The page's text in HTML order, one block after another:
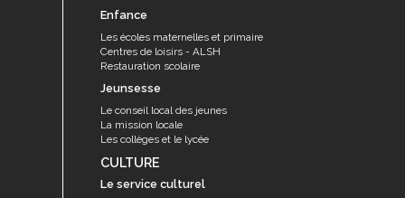
Enfance
Les écoles maternelles et primaire
Centres de loisirs - ALSH
Restauration scolaire
Jeunsesse
Le conseil local des jeunes
La mission locale
Les collèges et le lycée
CULTURE
Le service culturel